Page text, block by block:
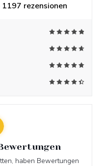
1197 rezensionen
haben Bewertungen